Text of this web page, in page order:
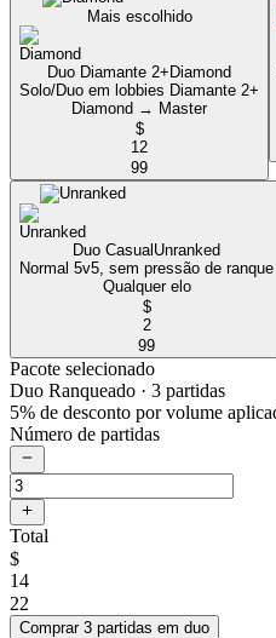
Mais escolhido
Duo Diamante 2+ Diamond
Solo/Duo em lobbies Diamante 2+
Diamond → Master
$
12
99
Duo Casual Unranked
Normal 5v5, sem pressão de ranque
Qualquer elo
$
2
99
Pacote selecionado
Duo Ranqueado · 3 partidas
5% de desconto por volume
Número de partidas
Total
$
14
22
Comprar 3 partidas em duo